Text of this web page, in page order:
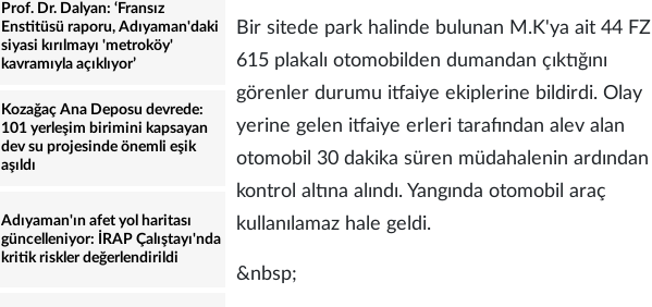
Prof. Dr. Dalyan: ‘Fransız
Enstitüsü raporu, Adıyaman'daki
siyasi kırılmayı 'metroköy'
kavramıyla açıklıyor’
Kozağaç Ana Deposu devrede:
101 yerleşim birimini kapsayan
dev su projesinde önemli eşik
aşıldı
Adıyaman'ın afet yol haritası
güncelleniyor: İRAP Çalıştayı'nda
kritik riskler değerlendirildi
Bir sitede park halinde bulunan M.K'ya ait 44 FZ
615 plakalı otomobilden dumandan çıktığını
görenler durumu itfaiye ekiplerine bildirdi. Olay
yerine gelen itfaiye erleri tarafından alev alan
otomobil 30 dakika süren müdahalenin ardından
kontrol altına alındı. Yangında otomobil araç
kullanılamaz hale geldi.
&nbsp;